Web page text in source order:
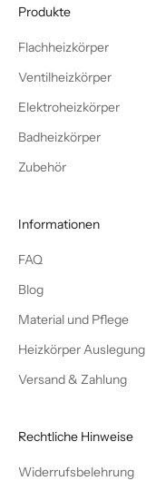
Produkte
Flachheizkörper
Ventilheizkörper
Elektroheizkörper
Badheizkörper
Zubehör
Informationen
FAQ
Blog
Material und Pflege
Heizkörper Auslegung
Versand & Zahlung
Rechtliche Hinweise
Widerrufsbelehrung